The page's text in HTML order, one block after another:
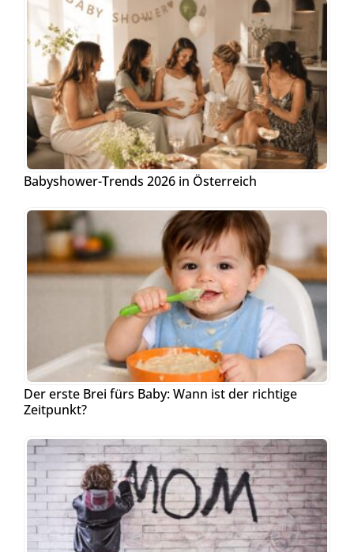
Babyshower-Trends 2026 in Österreich
Der erste Brei fürs Baby: Wann ist der richtige
Zeitpunkt?